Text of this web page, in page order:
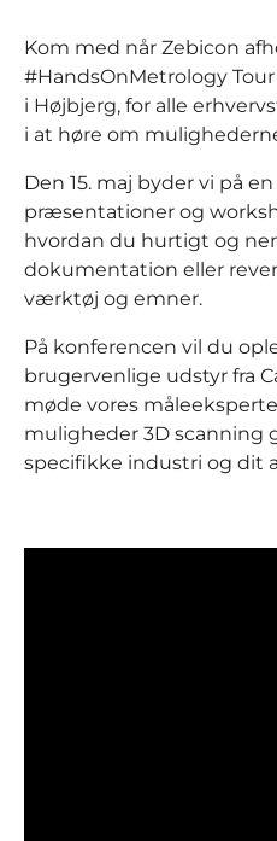
Kom med når Zebicon
#HandsOnMetrology
i Højbjerg, for alle
i at høre om
Den 15. maj byder vi på
præsentationer og
hvordan du hurtigt og
dokumentation eller
værktøj og emner.
På konferencen vil du
brugervenlige udstyr fra
møde vores
muligheder 3D scanning
specifikke industri og dit